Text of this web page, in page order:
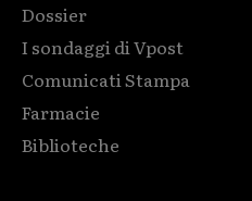
Dossier
I sondaggi di Vpost
Comunicati Stampa
Farmacie
Biblioteche